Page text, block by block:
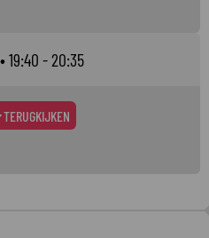
• 19:40 - 20:35
TERUGKIJKEN